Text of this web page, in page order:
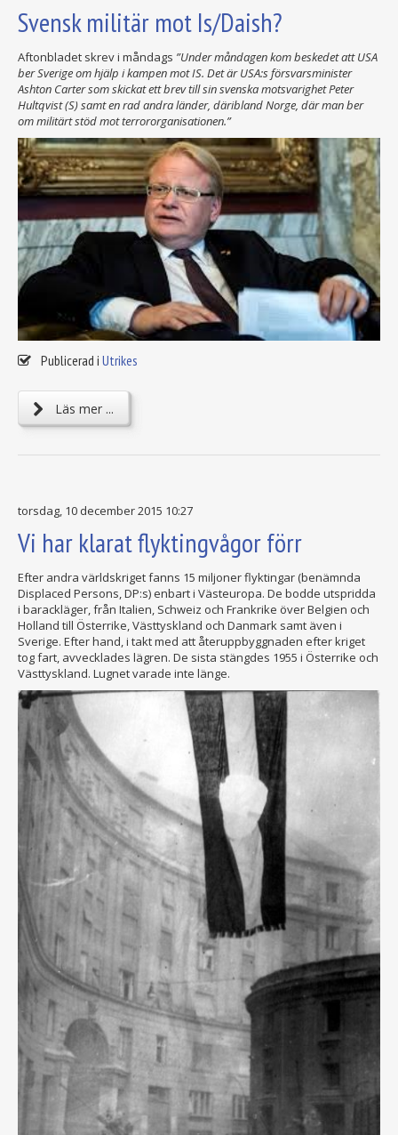
Svensk militär mot Is/Daish?
Aftonbladet skrev i måndags ”Under måndagen kom beskedet att USA
ber Sverige om hjälp i kampen mot IS. Det är USA:s försvarsminister
Ashton Carter som skickat ett brev till sin svenska motsvarighet Peter
Hultqvist (S) samt en rad andra länder, däribland Norge, där man ber
om militärt stöd mot terrororganisationen.”
Publicerad i Utrikes
Läs mer ...
torsdag, 10 december 2015 10:27
Vi har klarat flyktingvågor förr
Efter andra världskriget fanns 15 miljoner flyktingar (benämnda
Displaced Persons, DP:s) enbart i Västeuropa. De bodde utspridda
i barackläger, från Italien, Schweiz och Frankrike över Belgien och
Holland till Österrike, Västtyskland och Danmark samt även i
Sverige. Efter hand, i takt med att återuppbyggnaden efter kriget
tog fart, avvecklades lägren. De sista stängdes 1955 i Österrike och
Västtyskland. Lugnet varade inte länge.